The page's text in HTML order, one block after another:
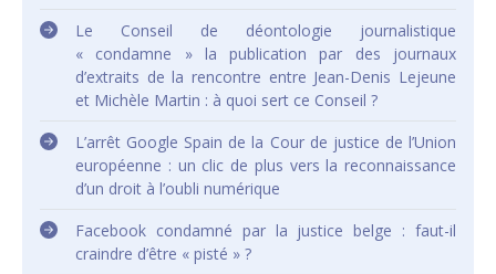
Le Conseil de déontologie journalistique
« condamne » la publication par des journaux
d’extraits de la rencontre entre Jean-Denis Lejeune
et Michèle Martin : à quoi sert ce Conseil ?
L’arrêt Google Spain de la Cour de justice de l’Union
européenne : un clic de plus vers la reconnaissance
d’un droit à l’oubli numérique
Facebook condamné par la justice belge : faut-il
craindre d’être « pisté » ?